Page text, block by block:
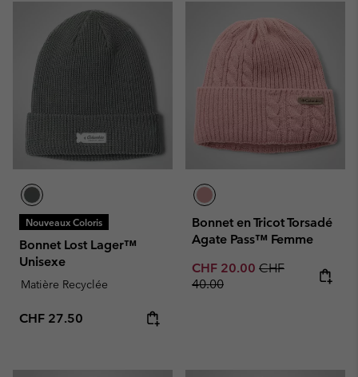
Nouveaux Coloris
Bonnet Lost Lager™
Unisexe
Matière Recyclée
Regular price:
CHF 27.50
Bonnet en Tricot Torsadé
Agate Pass™ Femme
Sale price:
CHF 20.00 Regular price:
CHF
40.00